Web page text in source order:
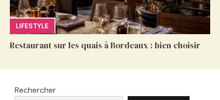
LIFESTYLE
Restaurant sur les quais à Bordeaux : bien choisir
Rechercher